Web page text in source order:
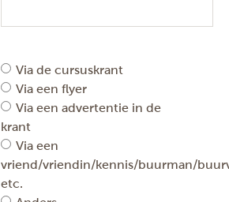
Via de cursuskrant
Via een flyer
Via een advertentie in de
krant
Via een
vriend/vriendin/kennis/buurman/
etc.